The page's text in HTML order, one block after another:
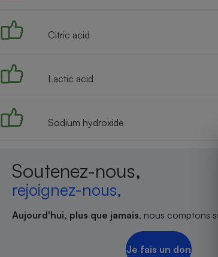
Citric acid
Lactic acid
Sodium hydroxide
Soutenez-nous,
rejoignez-nous,
Aujourd'hui, plus que jamais, nous comptons
Je fais un don